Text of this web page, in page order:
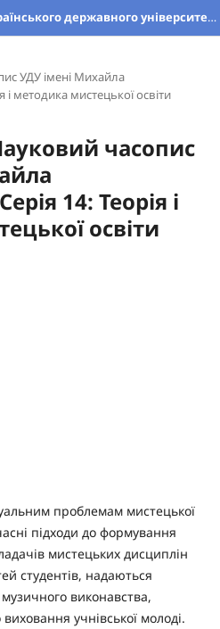
Науковий часопис Українського державного університету імені Михайла Драгоманова. Серія 14. Теорія і методика мистецької освіти
УДУ імені Михайла
і методика мистецької освіти
часопис
14: Теорія і
освіти
проблемам мистецької
підходи до формування
мистецьких дисциплін
студентів, надаються
виконавства,
учнівської молоді.